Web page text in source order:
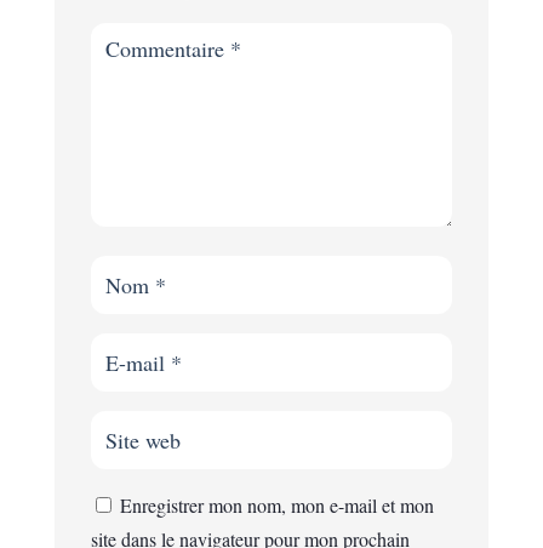
Enregistrer mon nom, mon e-mail et mon
site dans le navigateur pour mon prochain